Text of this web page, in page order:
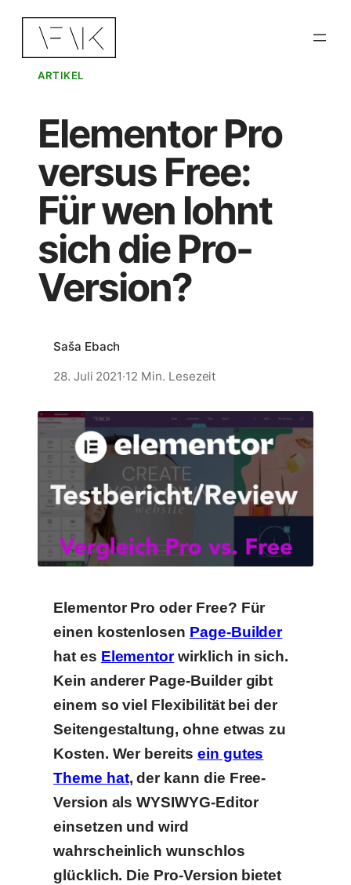
Zum
ARTIKEL
Elementor Pro
versus Free:
Für wen lohnt
sich die Pro-
Version?
Saša Ebach
28. Juli 2021·12 Min. Lesezeit
Elementor Pro oder Free? Für
einen kostenlosen Page-Builder
hat es Elementorwirklich in sich.
Kein anderer Page-Builder gibt
einem so viel Flexibilität bei der
Seitengestaltung, ohne etwas zu
Kosten. Wer bereits ein gutes
Theme hat, der kann die Free-
Version als WYSIWYG-Editor
einsetzen und wird
wahrscheinlich wunschlos
glücklich. Die Pro-Version bietet